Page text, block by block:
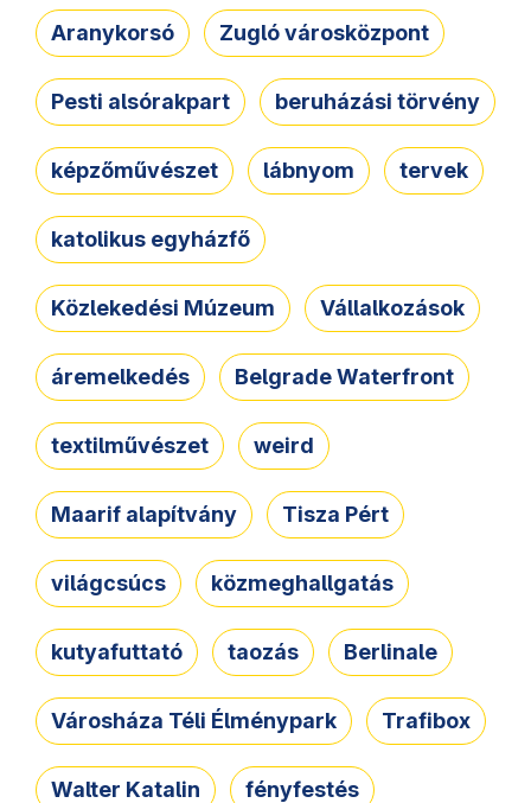
Aranykorsó Zugló városközpont
Pesti alsórakpart beruházási törvény
képzőművészet lábnyom tervek
katolikus egyházfő
Közlekedési Múzeum Vállalkozások
áremelkedés Belgrade Waterfront
textilművészet weird
Maarif alapítvány Tisza Pért
világcsúcs közmeghallgatás
kutyafuttató taozás Berlinale
Városháza Téli Élménypark Trafibox
Walter Katalin fényfestés